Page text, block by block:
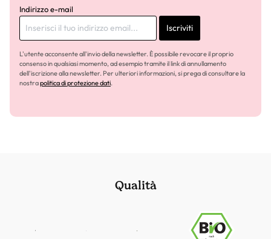
Indirizzo e-mail
Iscriviti
L'utente acconsente all'invio della newsletter. È possibile revocare il proprio
consenso in qualsiasi momento, ad esempio tramite il link di annullamento
dell'iscrizione alla newsletter. Per ulteriori informazioni, si prega di consultare la
nostrapolitica di protezione dati.
Qualità